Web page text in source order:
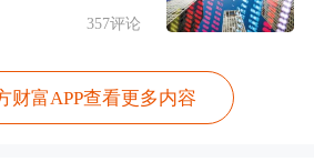
是真正的对话。他还指
357评论
财富APP查看更多内容